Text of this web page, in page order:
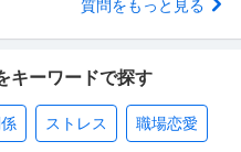
質問をもっと見る
キーワードで探す
ストレス 職場恋愛